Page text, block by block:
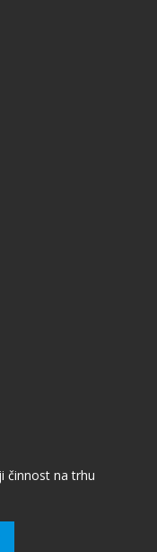
činnost na trhu